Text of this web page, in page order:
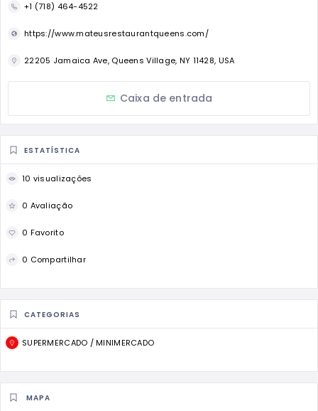
+1 (718) 464-4522
https://www.mateusrestaurantqueens.com/
22205 Jamaica Ave, Queens Village, NY 11428, USA
Caixa de entrada
ESTATÍSTICA
10 visualizações
0 Avaliação
0 Favorito
0 Compartilhar
CATEGORIAS
SUPERMERCADO / MINIMERCADO
MAPA